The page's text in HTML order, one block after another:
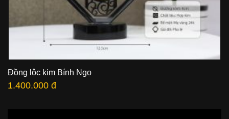
Đồng lộc kim Bính Ngọ
1.400.000 đ